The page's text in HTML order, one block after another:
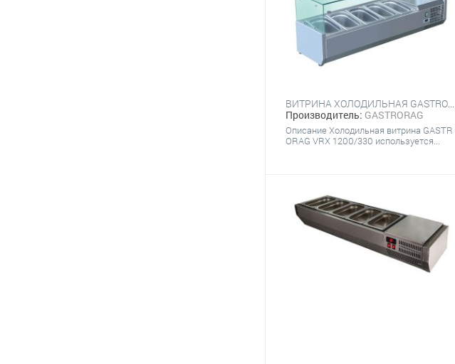
ВИТРИНА ХОЛОДИЛЬНАЯ GASTRORAG VRX 1200/330
Производитель: GASTRORAG
Описание Холодильная витрина GASTR
ORAG VRX 1200/330 используется...